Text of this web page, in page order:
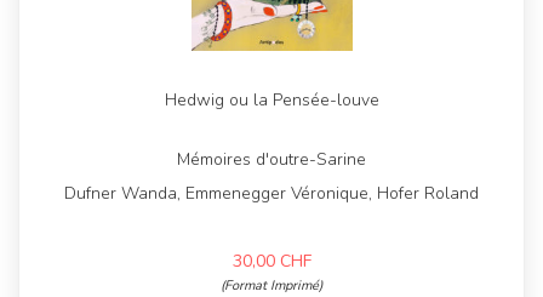
Hedwig ou la Pensée-louve
Mémoires d'outre-Sarine
Dufner Wanda, Emmenegger Véronique, Hofer Roland
30,00 CHF
(Format Imprimé)